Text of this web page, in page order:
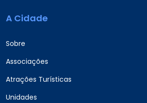
A Cidade
Sobre
Associações
Atrações Turísticas
Unidades